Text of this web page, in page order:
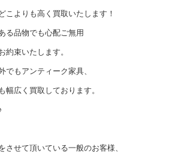
こよりも高く買取いたします！
る品物でも心配ご無用
約束いたします。
でもアンティーク家具、
幅広く買取しております。
させて頂いている一般のお客様、